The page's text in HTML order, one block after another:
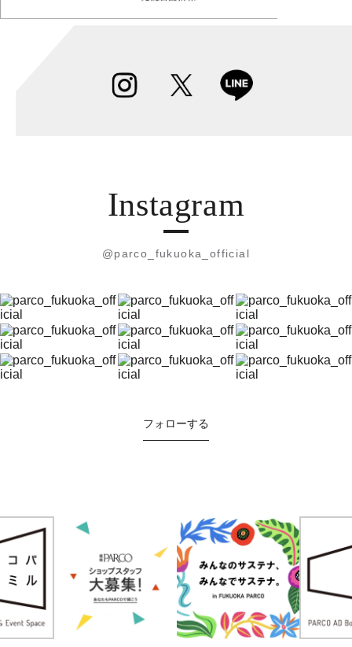
Instagram
@parco_fukuoka_official
フォローする